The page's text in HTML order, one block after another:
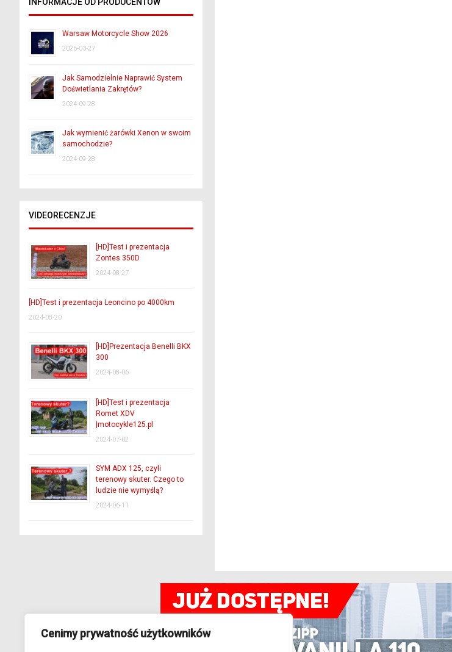
Cenimy prywatność użytkowników
Warsaw Motorcycle Show 2026
2026-03-27
Jak Samodzielnie Naprawić System
Doświetlania Zakrętów?
2024-09-28
Jak wymienić żarówki Xenon w swoim
samochodzie?
2024-09-28
VIDEORECENZJE
[HD]Test i prezentacja
Zontes 350D
2024-08-27
[HD]Test i prezentacja Leoncino po 4000km
2024-08-20
[HD]Prezentacja Benelli BKX
300
2024-08-06
[HD]Test i prezentacja
Romet XDV
|motocykle125.pl
2024-07-02
SYM ADX 125, czyli
terenowy skuter. Czego to
ludzie nie wymyślą?
2024-06-11